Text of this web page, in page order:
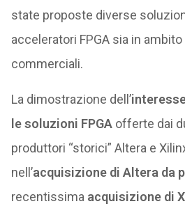
state proposte diverse
acceleratori FPGA sia in
commerciali.
La dimostrazione dell’
le soluzioni FPGAofferte dai
produttori “storici” Altera e
nell’acquisizione di Altera da
recentissima acquisizione di